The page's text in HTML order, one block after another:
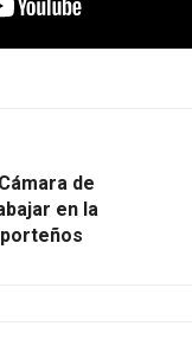
de
en la